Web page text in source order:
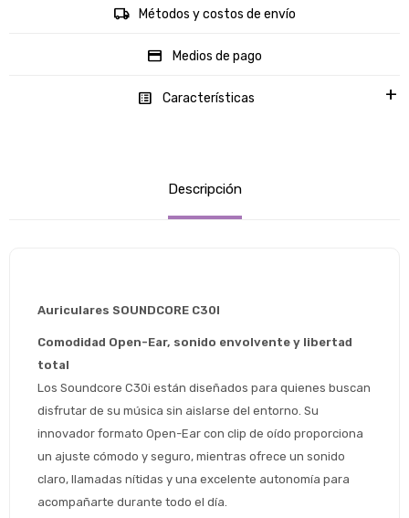
Métodos y costos de envío
Medios de pago
Características
Descripción
Auriculares SOUNDCORE C30I
Comodidad Open-Ear, sonido envolvente y libertad
total
Los Soundcore C30i están diseñados para quienes buscan
disfrutar de su música sin aislarse del entorno. Su
innovador formato Open-Ear con clip de oído proporciona
un ajuste cómodo y seguro, mientras ofrece un sonido
claro, llamadas nítidas y una excelente autonomía para
acompañarte durante todo el día.